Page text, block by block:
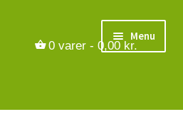
Menu
0varer - 0,00 kr.